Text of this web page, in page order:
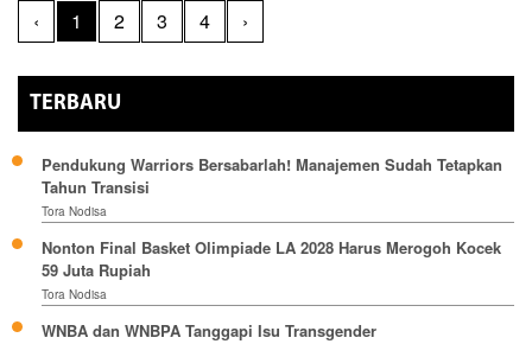
‹ 1 2 3 4 ›
TERBARU
Pendukung Warriors Bersabarlah! Manajemen Sudah Tetapkan
Tahun Transisi
Tora Nodisa
Nonton Final Basket Olimpiade LA 2028 Harus Merogoh Kocek
59 Juta Rupiah
Tora Nodisa
WNBA dan WNBPA Tanggapi Isu Transgender